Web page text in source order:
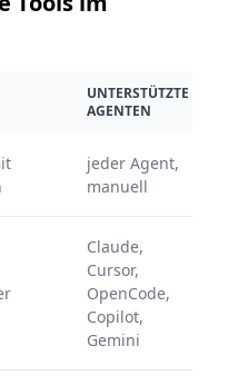
UNTERSTÜTZTE
AGENTEN
jeder Agent,
manuell
Claude,
Cursor,
OpenCode,
Copilot,
Gemini